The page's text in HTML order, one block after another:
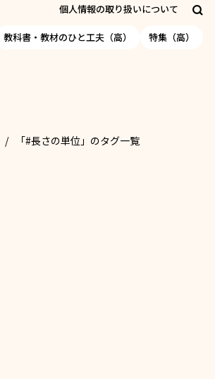
個人情報の取り扱いについて
教科書・教材のひと工夫（高） 特集（高）
「#長さの単位」のタグ一覧